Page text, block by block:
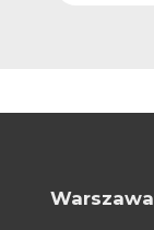
Warszawa